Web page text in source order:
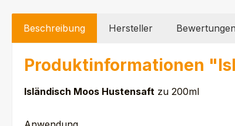
Beschreibung Hersteller Bewertungen
Produktinformationen
Isländisch Moos Hustensaft zu 200ml